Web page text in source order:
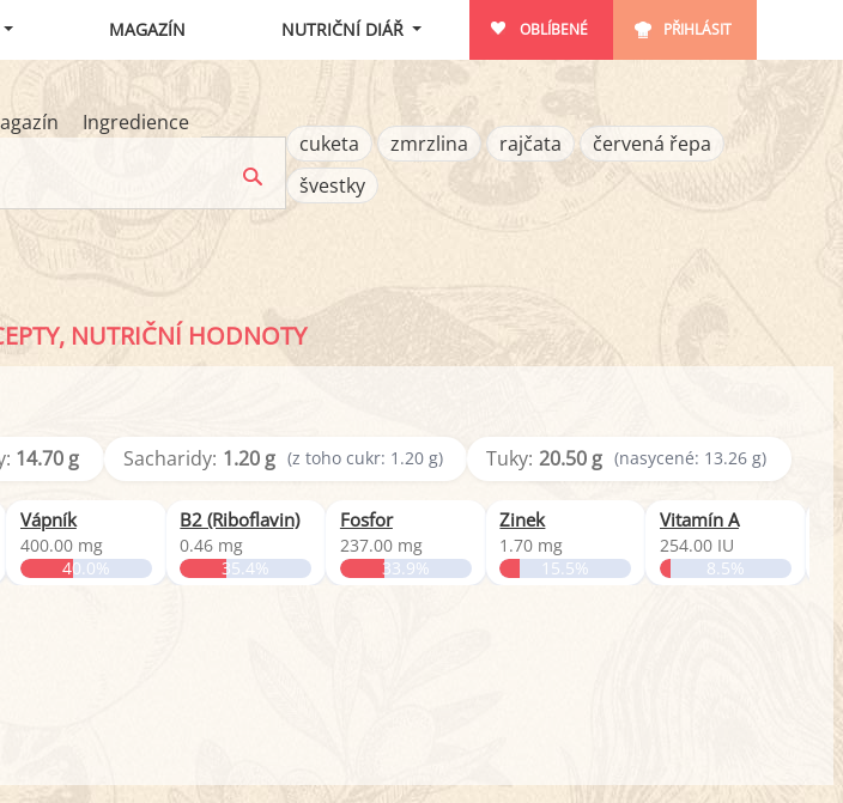
MAGAZÍN NUTRIČNÍ DIÁŘ OBLÍBENÉ PŘIHLÁSIT
Ingredience
cuketa
zmrzlina rajčata
červená řepa
švestky
NUTRIČNÍ HODNOTY
14.70 g Sacharidy: 1.20 g (z toho cukr: 1.20 g) Tuky: 20.50 g (nasycené: 13.26 g)
Vápník
400.00 mg
40.0%
B2 (Riboflavin)
0.46 mg
35.4%
Fosfor
237.00 mg
33.9%
Zinek
1.70 mg
15.5%
Vitamín A
254.00 IU
8.5%